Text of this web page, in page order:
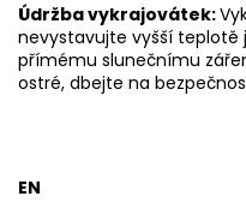
Údržba vykrajovátek:
nevystavujte vyšší teplotě
přímému slunečnímu
ostré, dbejte na
EN